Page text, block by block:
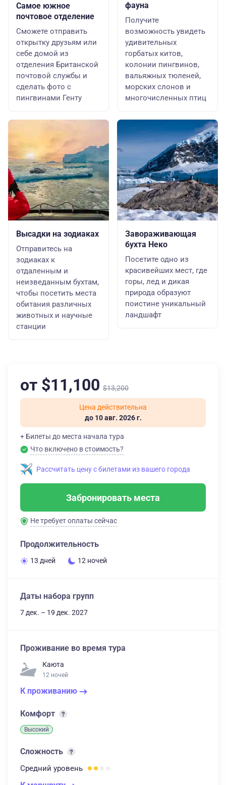
Самое южное
почтовое отделение
Сможете отправить
открытку друзьям или
себе домой из
отделения Британской
почтовой службы и
сделать фото с
пингвинами Генту
Высадки на зодиаках
Отправитесь на
зодиаках к
отдаленным и
неизведанным бухтам,
чтобы посетить места
обитания различных
животных и научные
станции
фауна
Получите
возможность увидеть
удивительных
горбатых китов,
колонии пингвинов,
вальяжных тюленей,
морских слонов и
многочисленных птиц
Завораживающая
бухта Неко
Посетите одно из
красивейших мест, где
горы, лед и дикая
природа образуют
поистине уникальный
ландшафт
от $11,100 $13,200
Цена действительна
до 10 авг. 2026 г.
+ Билеты до места начала тура
Что включено в стоимость?
Рассчитать цену с билетами из вашего города
Забронировать места
Не требует оплаты сейчас
Продолжительность
13 дней 12 ночей
Даты набора групп
7 дек. – 19 дек. 2027
Проживание во время тура
Каюта
12 ночей
К проживанию
Комфорт
Высокий
Сложность
Средний уровень